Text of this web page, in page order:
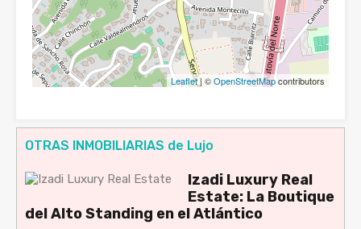
Leaflet| ©OpenStreetMapcontributors
OTRAS INMOBILIARIAS de Lujo
Izadi Luxury Real
Estate: La Boutique
del Alto Standing en el Atlántico